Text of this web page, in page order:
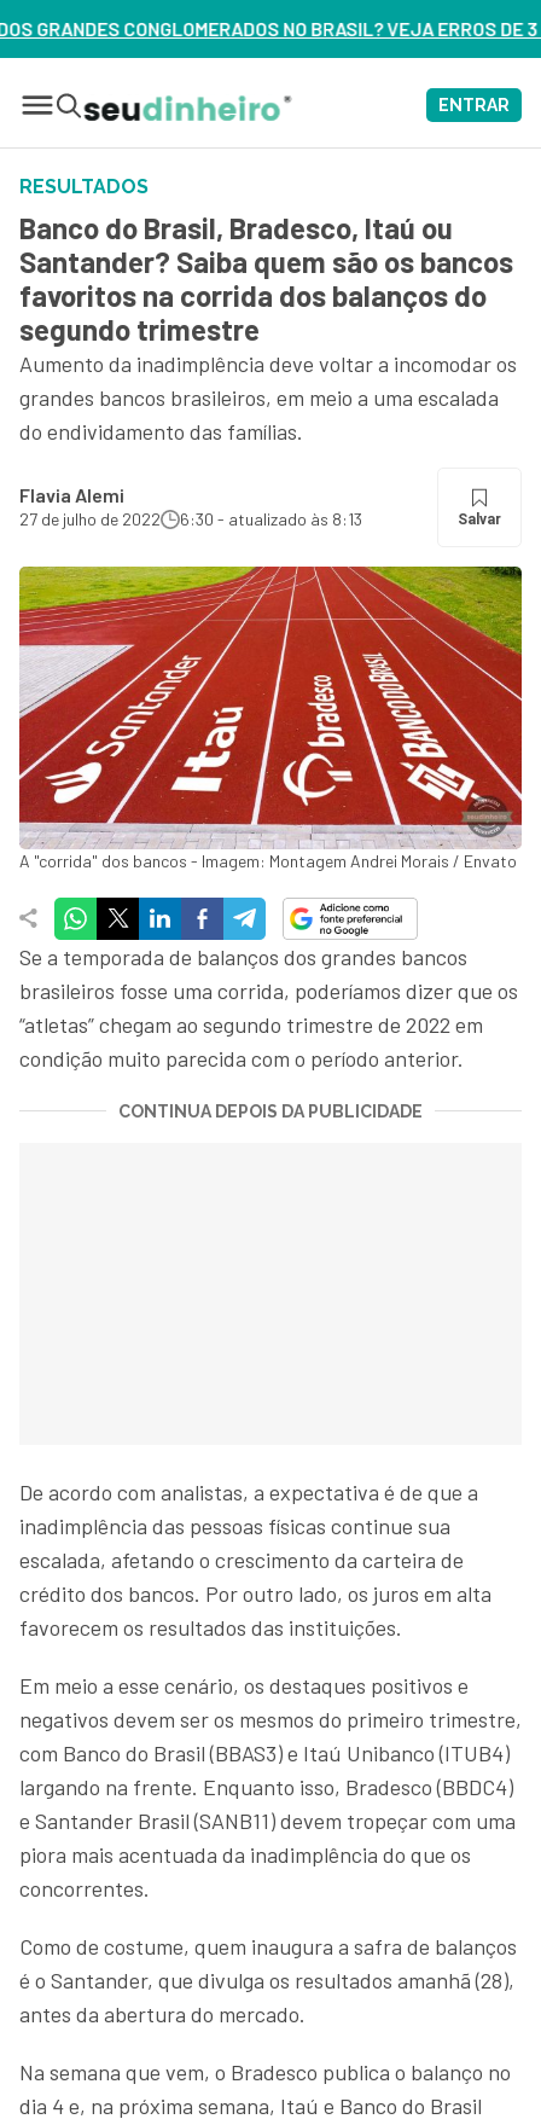
NO BRASIL? VEJA ERROS DE 3 DELES – ASSISTA
ENTRAR
RESULTADOS
Banco do Brasil, Bradesco, Itaú ou
Santander? Saiba quem são os bancos
favoritos na corrida dos balanços do
segundo trimestre
Aumento da inadimplência deve voltar a incomodar os
grandes bancos brasileiros, em meio a uma escalada
do endividamento das famílias.
Flavia Alemi
27 de julho de 2022 6:30 - atualizado às 8:13 Salvar
A "corrida" dos bancos - Imagem: Montagem Andrei Morais / Envato
Se a temporada de balanços dos grandes bancos
brasileiros fosse uma corrida, poderíamos dizer que os
“atletas” chegam ao segundo trimestre de 2022 em
condição muito parecida com o período anterior.
CONTINUA DEPOIS DA PUBLICIDADE
De acordo com analistas, a expectativa é de que a
inadimplência das pessoas físicas continue sua
escalada, afetando o crescimento da carteira de
crédito dos bancos. Por outro lado, os juros em alta
favorecem os resultados das instituições.
Em meio a esse cenário, os destaques positivos e
negativos devem ser os mesmos do primeiro trimestre,
com Banco do Brasil (BBAS3) e Itaú Unibanco (ITUB4)
largando na frente. Enquanto isso, Bradesco (BBDC4)
e Santander Brasil (SANB11) devem tropeçar com uma
piora mais acentuada da inadimplência do que os
concorrentes.
Como de costume, quem inaugura a safra de balanços
é o Santander, que divulga os resultados amanhã (28),
antes da abertura do mercado.
Na semana que vem, o Bradesco publica o balanço no
dia 4 e, na próxima semana, Itaú e Banco do Brasil